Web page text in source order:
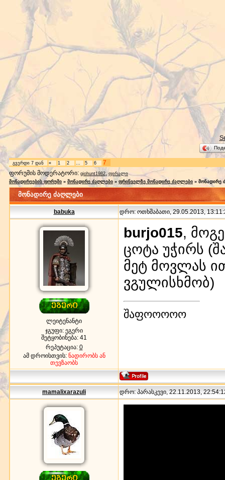
გვერდი 7 დან « 1 2 5 6
7
ფორუმის მოდერატორი: giohunt1982, ფირალი
მონადირეების ფორუმი » მონადირე ძაღლები » ფრინველზე მონადირე ძაღლები » მონადირე
მონადირე ძაღლები
babuka დრო: ოთხშაბათი, 29.05.2013,
ლეიტენანტი
ჯგუფი: ეგერი
შეტყობინება: 41
რეპუტაცია: 0
ამ დროისთვის: ნადირობს ან
თევზაობს
burjo015,
ცოტა უჭირს
მეტ მოვლას
ვგულისხმობ)
შაფოოოოო
mamalixarazuli დრო: პარასკევი, 22.11.2013,